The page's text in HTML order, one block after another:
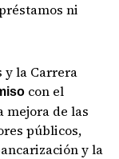
ni
y la Carrera
con el
mejora de las
públicos,
y la